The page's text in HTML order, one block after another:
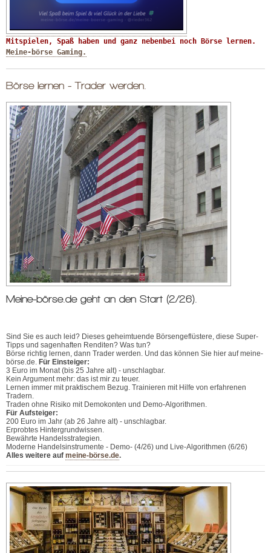
Meine-börse Gaming.
Börse lernen - Trader werden.
Meine-börse.de geht an den Start (2/26).
Sind Sie es auch leid? Dieses geheimtuende Börsengeflüstere, diese Super-
Tipps und sagenhaften Renditen? Was tun?
Börse richtig lernen, dann Trader werden. Und das können Sie hier auf meine-
börse.de. Für Einsteiger:
3 Euro im Monat (bis 25 Jahre alt) - unschlagbar.
Kein Argument mehr: das ist mir zu teuer.
Lernen immer mit praktischem Bezug. Trainieren mit Hilfe von erfahrenen
Tradern.
Traden ohne Risiko mit Demokonten und Demo-Algorithmen.
Für Aufsteiger:
200 Euro im Jahr (ab 26 Jahre alt) - unschlagbar.
Erprobtes Hintergrundwissen.
Bewährte Handelsstrategien.
Moderne Handelsinstrumente - Demo- (4/26) und Live-Algorithmen (6/26)
Alles weitere auf meine-börse.de.